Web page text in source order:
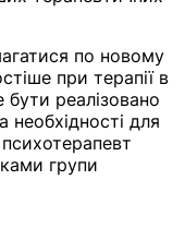
по новому
при терапії в
бути реалізовано
необхідності для
групи